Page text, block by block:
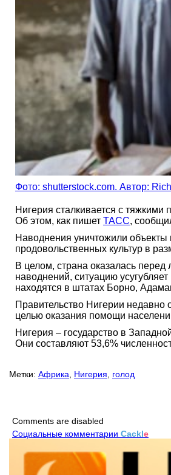
Фото: shutterstock.com. Автор:
Нигерия сталкивается с
Об этом, как пишет ТАСС,
Наводнения уничтожили объекты
продовольственных культур в
В целом, страна оказалась
наводнений, ситуацию
находятся в штатах Борно,
Правительство Нигерии
целью оказания помощи
Нигерия – государство в
Они составляют 53,6%
Метки: Африка, Нигерия, голод
Comments are disabled
Социальные комментарии Cackle